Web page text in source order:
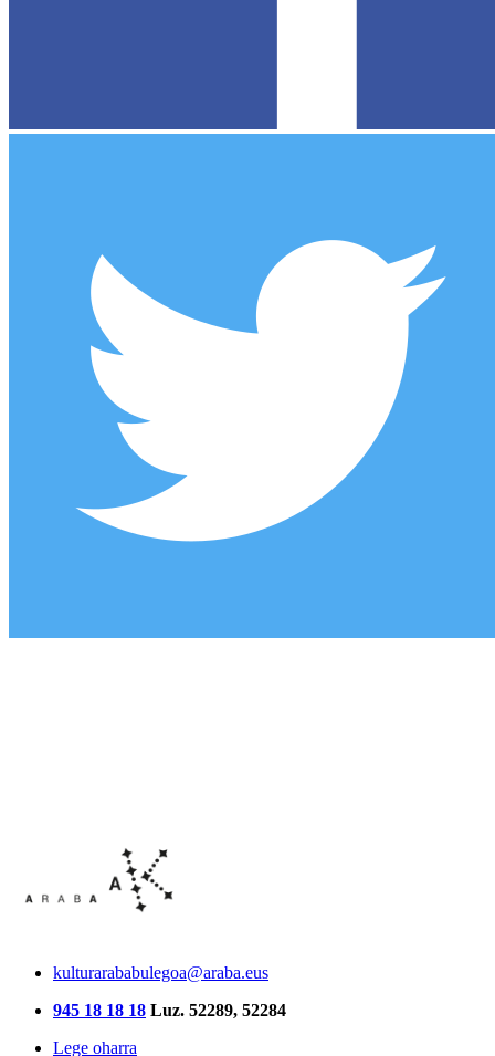
kulturarababulegoa@araba.eus
945 18 18 18 Luz. 52289, 52284
Lege oharra